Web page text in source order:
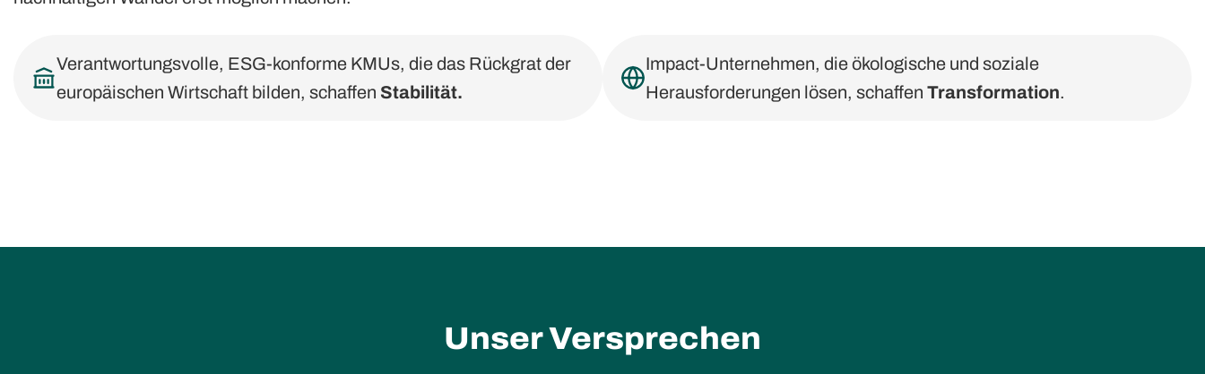
Verantwortungsvolle, ESG-konforme KMUs, die das Rückgrat der
europäischen Wirtschaft bilden, schaffen Stabilität.
Impact-Unternehmen, die ökologische und soziale
Herausforderungen lösen, schaffen Transformation.
Unser Versprechen